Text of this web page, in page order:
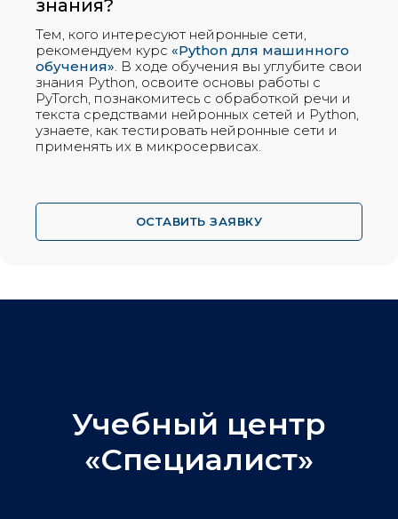
знания?
Тем, кого интересуют нейронные сети,
рекомендуем курс «Python для машинного
обучения». В ходе обучения вы углубите свои
знания Python, освоите основы работы с
PyTorch, познакомитесь с обработкой речи и
текста средствами нейронных сетей и Python,
узнаете, как тестировать нейронные сети и
применять их в микросервисах.
ОСТАВИТЬ ЗАЯВКУ
Учебный центр
«Специалист»